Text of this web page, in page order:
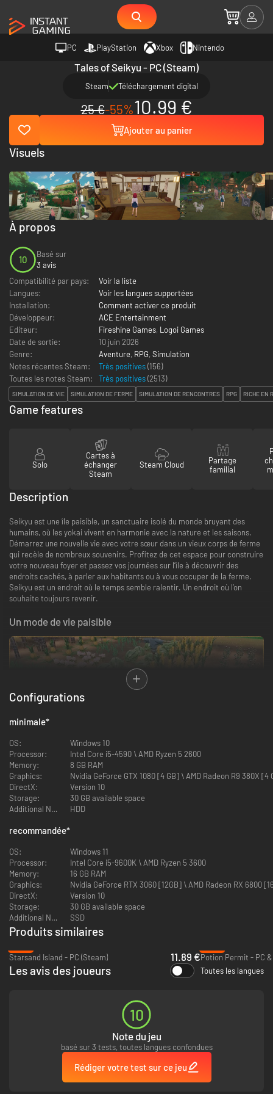
PC PlayStation Xbox Nintendo
Tales of Seikyu - PC (Steam)
Steam Téléchargement digital
25 €-55%10.99 €
Ajouter au panier
À propos
10
Basé sur
3 avis
Compatibilité par pays:
Voir la liste
Langues:
Voir les langues supportées
Installation:
Comment activer ce produit
Développeur:
ACE Entertainment
Editeur:
Fireshine Games, Logoi Games
Date de sortie:
10 juin 2026
Genre:
Aventure, RPG, Simulation
Notes récentes Steam:
Très positives(156)
Toutes les notes Steam:
Très positives(2513)
SIMULATION DE VIE SIMULATION DE FERME SIMULATION DE RENCONTRES RPG RICHE EN
Visuels
Game features
Solo
Cartes à
échanger
Steam
Steam Cloud
Partage
familial
Description
Seikyu est une île paisible, un sanctuaire isolé du monde bruyant des
humains, où les yokai vivent en harmonie avec la nature et les saisons.
Démarrez une nouvelle vie avec votre sœur dans un vieux corps de ferme
qui recèle de nombreux souvenirs. Profitez de cet espace pour construire
votre nouveau foyer et passez vos journées sur l’île à découvrir des
endroits cachés, à parler aux habitants ou à vous occuper de la ferme.
Seikyu est un endroit où le temps semble ralentir. Un endroit où l’on
souhaite toujours revenir.
Un mode de vie paisible
Suivez votre propre rythme. Occupez-vous de vos plantations, promenez-
vous en ville ou suivez un chemin que vous n’avez encore jamais exploré.
Choisissez de quoi vos journées seront faites : récoltez vos cultures,
décorez votre ferme ou partez à l’aventure pour découvrir les secrets et
les mystères de l’île.
Développez vos champs, faites pousser des cultures selon les saisons et
élevez des poules, des vaches, des moutons, des capybaras et fabriquez
Les habitants de Seikyu ont chacun leur quotidien, leurs habitudes et
leurs préoccupations. Torléone, la loutre attentionnée qui tient une
Passez du temps à leurs côtés et vous remarquerez des changements, de
nouveaux dialogues, des traditions communes et des histoires qui se
déroulent progressivement. Votre récit s’ajoutera bientôt aux leurs.
Transformation Et Exploration
Configurations
minimale*
OS:
Windows 10
Processor:
Intel Core i5-4590 \ AMD Ryzen 5 2600
Memory:
8 GB RAM
Graphics:
Nvidia GeForce GTX 1080 [4 GB] \ AMD Radeon R9 380X
DirectX:
Version 10
Storage:
30 GB available space
Additional Notes:
HDD
recommandée*
OS:
Windows 11
Processor:
Intel Core i5-9600K \ AMD Ryzen 5 3600
Memory:
16 GB RAM
Graphics:
Nvidia GeForce RTX 3060 [12GB] \ AMD Radeon RX 6800
DirectX:
Version 10
Storage:
30 GB available space
Additional Notes:
SSD
Produits similaires
Starsand Island - PC (Steam)
11.89 €Potion Permit - PC
Les avis des joueurs Toutes les langues
10
Note du jeu
basé sur 3 tests, toutes langues confondues
Rédiger votre test sur ce jeu